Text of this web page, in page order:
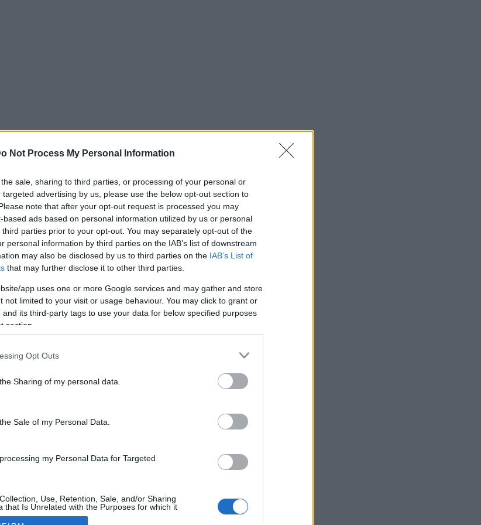
Not Process My Personal Information
sale, sharing to third parties, or processing of your personal or
advertising by us, please use the below opt-out section to
note that after your opt-out request is processed you may
ads based on personal information utilized by us or personal
parties prior to your opt-out. You may separately opt-out of the
personal information by third parties on the IAB’s list of downstream
may also be disclosed by us to third parties on the IAB’s List of
that may further disclose it to other third parties.
app uses one or more Google services and may gather and store
not limited to your visit or usage behaviour. You may click to grant or
its third-party tags to use your data for below specified purposes
section.
Opt Outs
Sharing of my personal data.
Sale of my Personal Data.
my Personal Data for Targeted
Use, Retention, Sale, and/or Sharing
that Is Unrelated with the Purposes for which it